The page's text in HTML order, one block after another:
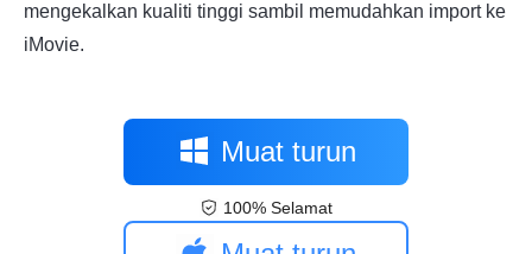
mengekalkan kualiti tinggi sambil memudahkan import ke
iMovie.
Muat turun
percuma
100% Selamat